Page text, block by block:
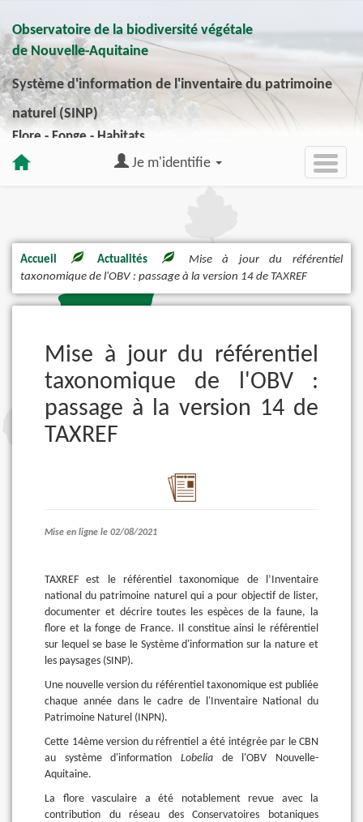
Observatoire de la biodiversité végétale
de Nouvelle-Aquitaine
Système d'information de l'inventaire du patrimoine
naturel (SINP)
Flore - Fonge - Habitats
Je m'identifie
Accueil Actualités
Mise à jour du référentiel
taxonomique de l'OBV : passage à la version 14 de TAXREF
Mise à jour du référentiel
taxonomique de l'OBV :
passage à la version 14 de
TAXREF
Mise en ligne le 02/08/2021
TAXREF est le référentiel taxonomique de l’Inventaire
national du patrimoine naturel qui a pour objectif de lister,
documenter et décrire toutes les espèces de la faune, la
flore et la fonge de France. Il constitue ainsi le référentiel
sur lequel se base le Système d'information sur la nature et
les paysages (SINP).
Une nouvelle version du référentiel taxonomique est publiée
chaque année dans le cadre de l'Inventaire National du
Patrimoine Naturel (INPN).
Cette 14ème version du réfrentiel a été intégrée par le CBN
au système d'information Lobelia de l'OBV Nouvelle-
Aquitaine.
La flore vasculaire a été notablement revue avec la
contribution du réseau des Conservatoires botaniques